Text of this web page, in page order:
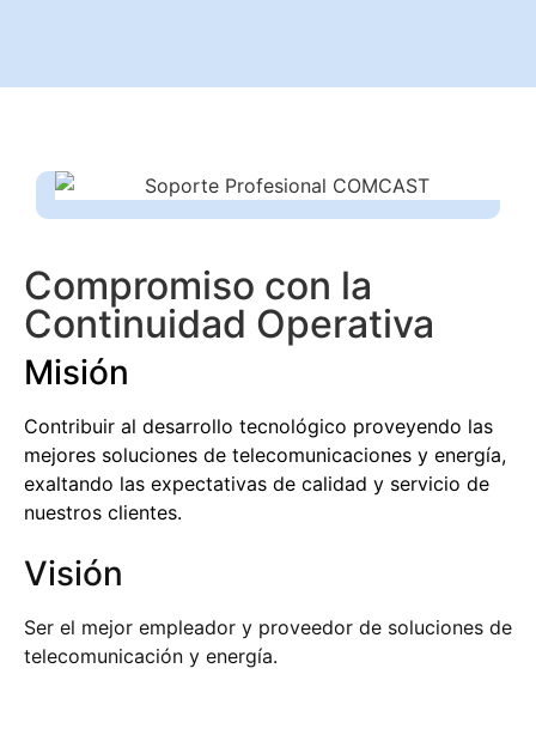
Compromiso con la
Continuidad Operativa
Misión
Contribuir al desarrollo tecnológico proveyendo las
mejores soluciones de telecomunicaciones y energía,
exaltando las expectativas de calidad y servicio de
nuestros clientes.
Visión
Ser el mejor empleador y proveedor de soluciones de
telecomunicación y energía.